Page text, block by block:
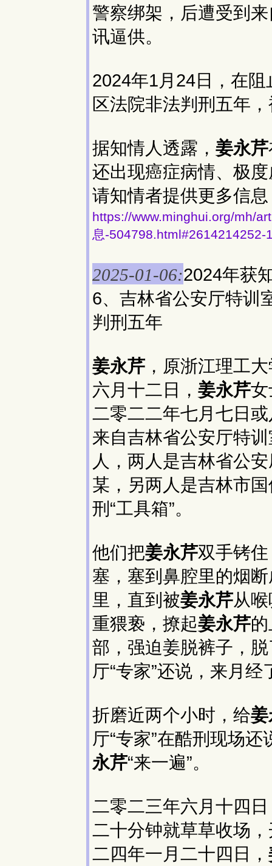
警察绑架，后遭受到
讯逼供。
2024年1月24日，在
区法院非法判刑五年
据知情人透露， 姜永芹
还出现癌症病情、极
请知情者提供更多信
https://www.minghui.org/mh/
息-504798.html#2614214252-
2025-01-06:2024年获
6、吉林省公安厅特
判刑五年
姜永芹 ，原浙江理工
六月十二日， 姜永芹
二零二二年七月七日
来自吉林省公安厅特
人，两人是吉林省公
某，另两人是吉林市
刑“工具箱”。
他们把姜永芹双手铐
塞，塞到鼻腔里的烟
里，直到被姜永芹从
重猥亵，撩起姜永芹
部，强迫姜脱裤子，
厅“专家”还说，来月
折磨近两个小时，给
厅“专家”在酷刑现场
永芹“来一遍”。
二零二三年六月十四
二十分钟就草草收场
二四年一月二十四日，